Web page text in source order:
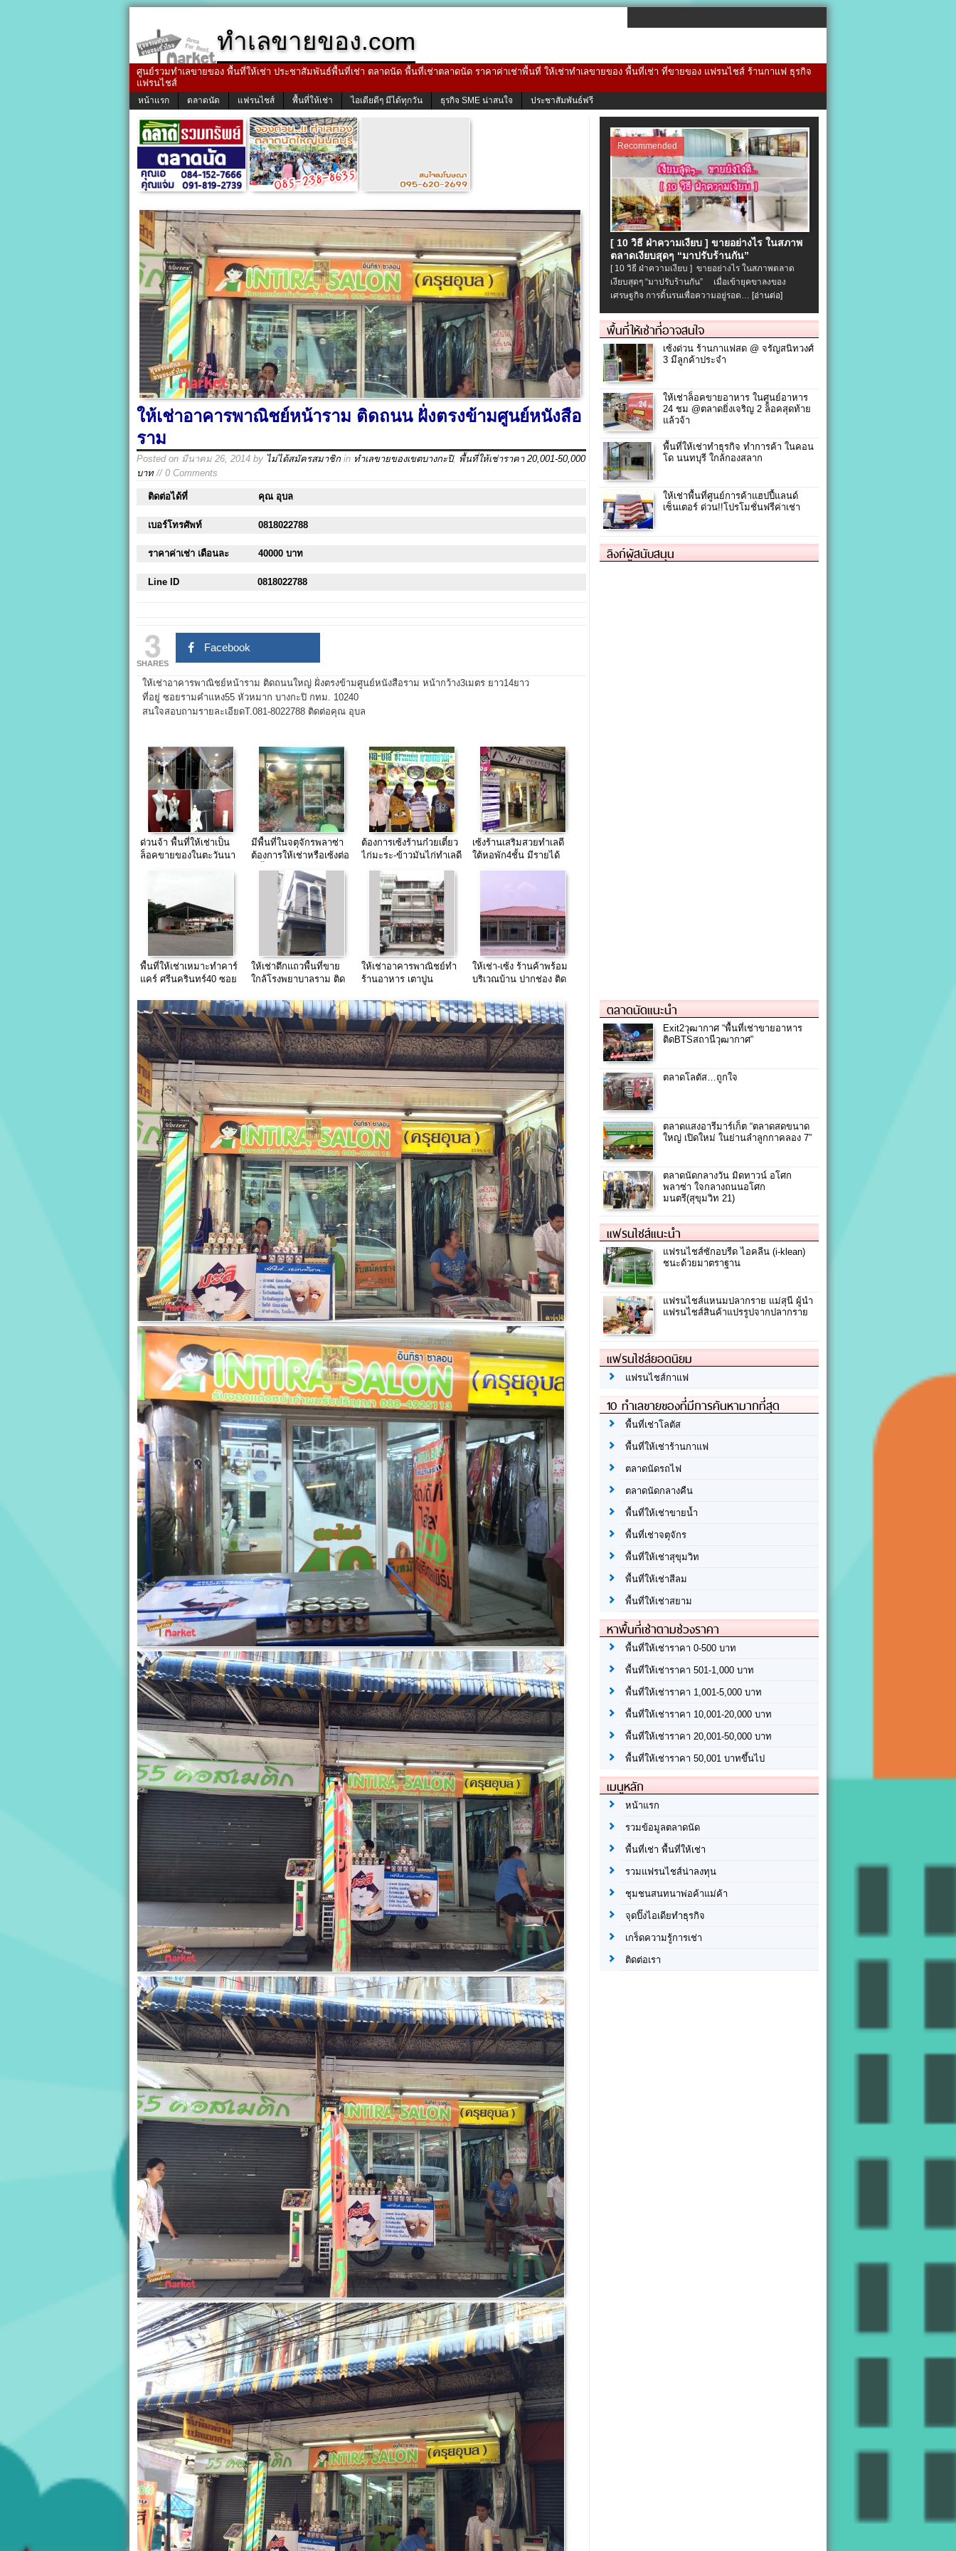
ทำเลขายของ.com
ศูนย์รวมทำเลขายของ พื้นที่ให้เช่า ประชาสัมพันธ์พื้นที่เช่า ตลาดนัด พื้นที่เช่าตลาดนัด ราคาค่าเช่าพื้นที่ ให้เช่าทำเลขายของ พื้นที่เช่า ที่ขายของ แฟรนไชส์ ร้านกาแฟ ธุรกิจ
แฟรนไชส์
หน้าแรก ตลาดนัด แฟรนไชส์ พื้นที่ให้เช่า ไอเดียดีๆ มีได้ทุกวัน ธุรกิจ SME น่าสนใจ ประชาสัมพันธ์ฟรี
ให้เช่าอาคารพาณิชย์หน้าราม ติดถนน ฝั่งตรงข้ามศูนย์หนังสือ
ราม
Posted on มีนาคม 26, 2014 by ไม่ได้สมัครสมาชิก in ทำเลขายของเขตบางกะปิ, พื้นที่ให้เช่าราคา 20,001-50,000
บาท// 0 Comments
ติดต่อได้ที่ คุณ อุบล
เบอร์โทรศัพท์ 0818022788
ราคาค่าเช่า เดือนละ 40000 บาท
Line ID 0818022788
3
SHARES
Facebook
ให้เช่าอาคารพาณิชย์หน้าราม ติดถนนใหญ่ ฝั่งตรงข้ามศูนย์หนังสือราม หน้ากว้าง3เมตร ยาว14ยาว
ที่อยู่ ซอยรามคำแหง55 หัวหมาก บางกะปิ กทม. 10240
สนใจสอบถามรายละเอียดT.081-8022788 ติดต่อคุณ อุบล
ด่วนจ้า พื้นที่ให้เช่าเป็น
ล็อคขายของในตะวันนา
มีพื้นที่ในจตุจักรพลาซ่า
ต้องการให้เช่าหรือเซ้งต่อ
ต้องการเซ้งร้านก๋วยเตี๋ยว
ไก่มะระ-ข้าวมันไก่ทำเลดี
เซ้งร้านเสริมสวยทำเลดี
ใต้หอพัก4ชั้น มีรายได้
พื้นที่ให้เช่าเหมาะทำคาร์
แคร์ ศรีนครินทร์40 ซอย
ให้เช่าตึกแถวพื้นที่ขาย
ใกล้โรงพยาบาลราม ติด
หัวหมาก
ให้เช่าอาคารพาณิชย์ทำ
ร้านอาหาร เตาปูน
ให้เช่า-เซ้ง ร้านค้าพร้อม
บริเวณบ้าน ปากช่อง ติด
มิตรภาพ(บายพาส)!!!
Recommended
[ 10 วิธี ฝ่าความเงียบ ] ขายอย่างไร ในสภาพ
ตลาดเงียบสุดๆ “มาปรับร้านกัน”
[ 10 วิธี ฝ่าความเงียบ ] ขายอย่างไร ในสภาพตลาด
เงียบสุดๆ “มาปรับร้านกัน” เมื่อเข้ายุคขาลงของ
เศรษฐกิจ การดิ้นรนเพื่อความอยู่รอด… [อ่านต่อ]
พื้นที่ให้เช่าที่อาจสนใจ
เซ้งด่วน ร้านกาแฟสด @ จรัญสนิทวงศ์
3 มีลูกค้าประจำ
ให้เช่าล็อคขายอาหาร ในศูนย์อาหาร
24 ชม @ตลาดยิ่งเจริญ 2 ล็อคสุดท้าย
แล้วจ้า
พื้นที่ให้เช่าทำธุรกิจ ทำการค้า ในคอน
โด นนทบุรี ใกล้กองสลาก
ให้เช่าพื้นที่ศูนย์การค้าแฮปปี้แลนด์
เซ็นเตอร์ ด่วน!!โปรโมชั่นฟรีค่าเช่า
ลิงก์ผู้สนับสนุน
ตลาดนัดแนะนำ
Exit2วุฒากาศ “พื้นที่เช่าขายอาหาร
ติดBTSสถานีวุฒากาศ”
ตลาดโลตัส…ถูกใจ
ตลาดแสงอารีมาร์เก็ต “ตลาดสดขนาด
ใหญ่ เปิดใหม่ ในย่านลำลูกกาคลอง 7”
ตลาดนัดกลางวัน มิดทาวน์ อโศก
พลาซ่า ใจกลางถนนอโศก
มนตรี(สุขุมวิท 21)
แฟรนไชส์แนะนำ
แฟรนไชส์ซักอบรีด ไอคลีน (i-klean)
ชนะด้วยมาตราฐาน
แฟรนไชส์แหนมปลากราย แม่สุนี ผู้นำ
แฟรนไชส์สินค้าแปรรูปจากปลากราย
แฟรนไชส์ยอดนิยม
แฟรนไชส์กาแฟ
10 ทำเลขายของที่มีการค้นหามากที่สุด
พื้นที่เช่าโลตัส
พื้นที่ให้เช่าร้านกาแฟ
ตลาดนัดรถไฟ
ตลาดนัดกลางคืน
พื้นที่ให้เช่าขายน้ำ
พื้นที่เช่าจตุจักร
พื้นที่ให้เช่าสุขุมวิท
พื้นที่ให้เช่าสีลม
พื้นที่ให้เช่าสยาม
หาพื้นที่เช่าตามช่วงราคา
พื้นที่ให้เช่าราคา 0-500 บาท
พื้นที่ให้เช่าราคา 501-1,000 บาท
พื้นที่ให้เช่าราคา 1,001-5,000 บาท
พื้นที่ให้เช่าราคา 10,001-20,000 บาท
พื้นที่ให้เช่าราคา 20,001-50,000 บาท
พื้นที่ให้เช่าราคา 50,001 บาทขึ้นไป
เมนูหลัก
หน้าแรก
รวมข้อมูลตลาดนัด
พื้นที่เช่า พื้นที่ให้เช่า
รวมแฟรนไชส์น่าลงทุน
ชุมชนสนทนาพ่อค้าแม่ค้า
จุดปิ๊งไอเดียทำธุรกิจ
เกร็ดความรู้การเช่า
ติดต่อเรา